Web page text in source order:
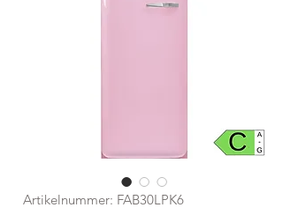
Artikelnummer: FAB30LPK6